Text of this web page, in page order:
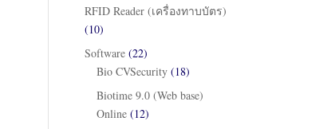
RFID Reader (เครื่องทาบบัตร)
(10)
Software (22)
Bio CVSecurity (18)
Biotime 9.0 (Web base)
Online (12)